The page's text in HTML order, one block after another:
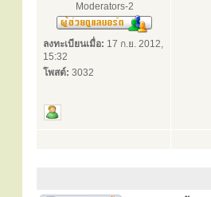
Moderators-2
ลงทะเบียนเมื่อ: 17 ก.ย. 2012,
15:32
โพสต์: 3032